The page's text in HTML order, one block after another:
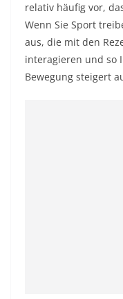
relativ häufig vor,
Wenn Sie Sport
aus, die mit den
interagieren und so
Bewegung steigert